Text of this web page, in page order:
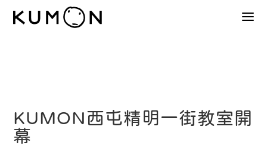
KUMON西屯精明一街教室開
幕